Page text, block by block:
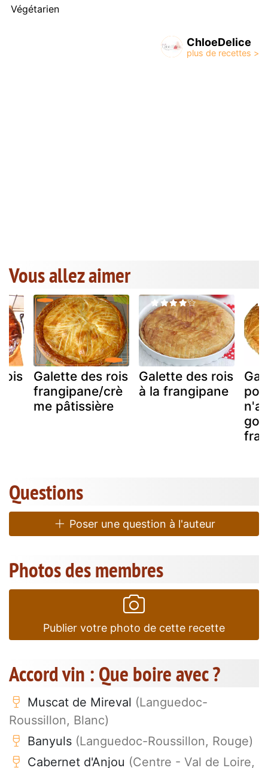
Végétarien
ChloeDelice
Vous allez aimer
Galette des rois
frangipane/crè
me pâtissière
Galette des rois
à la frangipane
Questions
Poser une question à l'auteur
Photos des membres
Publier votre photo de cette recette
Accord vin : Que boire avec ?
Muscat de Mireval (Languedoc-
Roussillon, Blanc)
Banyuls (Languedoc-Roussillon, Rouge)
Cabernet d'Anjou (Centre - Val de Loire,